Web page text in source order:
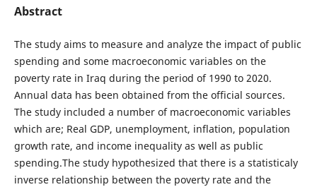
Abstract
The study aims to measure and analyze the impact of public
spending and some macroeconomic variables on the
poverty rate in Iraq during the period of 1990 to 2020.
Annual data has been obtained from the official sources.
The study included a number of macroeconomic variables
which are; Real GDP, unemployment, inflation, population
growth rate, and income inequality as well as public
spending.The study hypothesized that there is a statisticaly
inverse relationship between the poverty rate and the